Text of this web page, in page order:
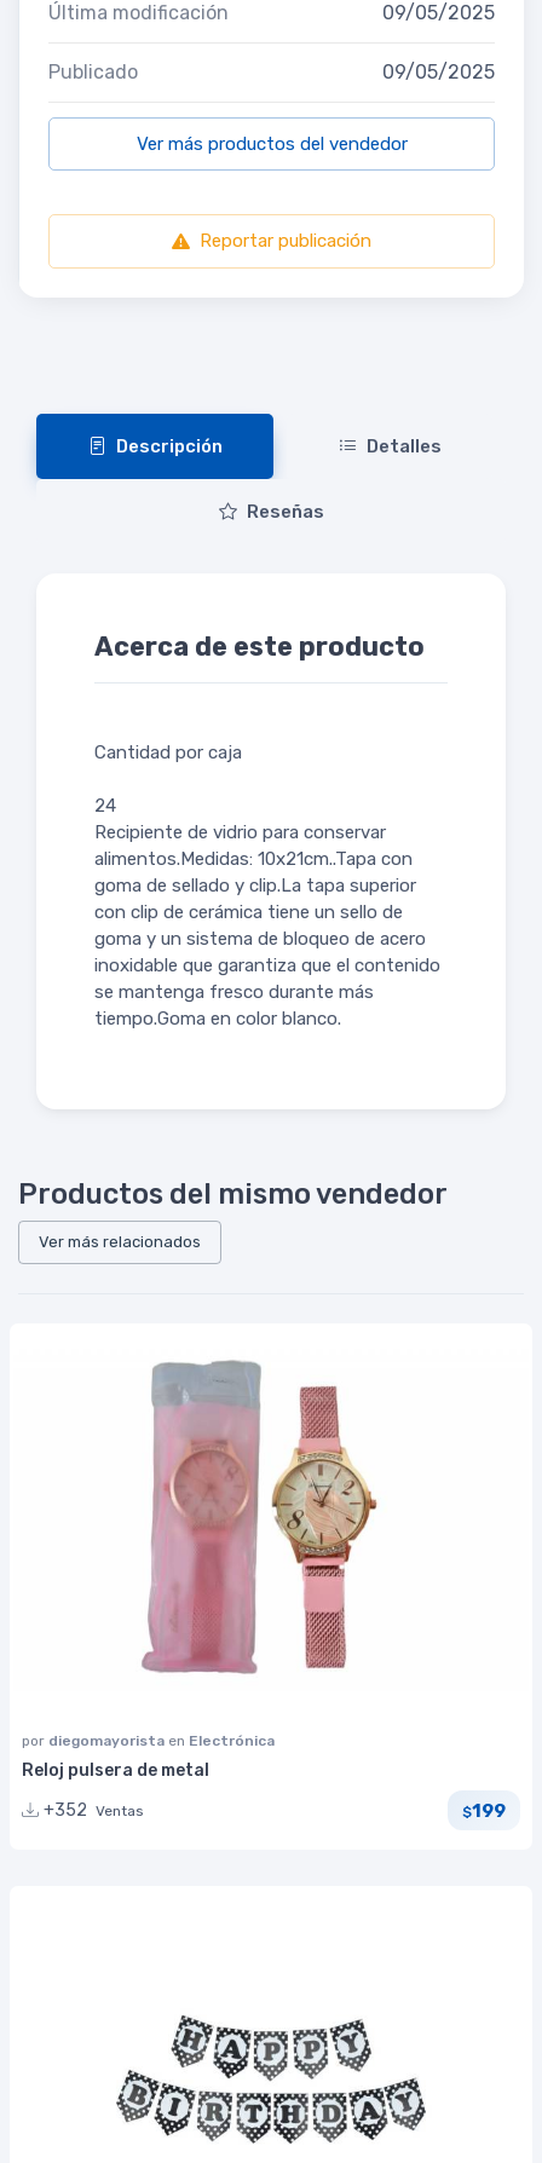
Última modificación 09/05/2025
Publicado 09/05/2025
Ver más productos del vendedor
Reportar publicación
Descripción Detalles
Reseñas
Acerca de este producto
Cantidad por caja
24
Recipiente de vidrio para conservar
alimentos.Medidas: 10x21cm..Tapa con
goma de sellado y clip.La tapa superior
con clip de cerámica tiene un sello de
goma y un sistema de bloqueo de acero
inoxidable que garantiza que el contenido
se mantenga fresco durante más
tiempo.Goma en color blanco.
Productos del mismo vendedor
Ver más relacionados
por diegomayorista en Electrónica
Reloj pulsera de metal
+352 Ventas $199